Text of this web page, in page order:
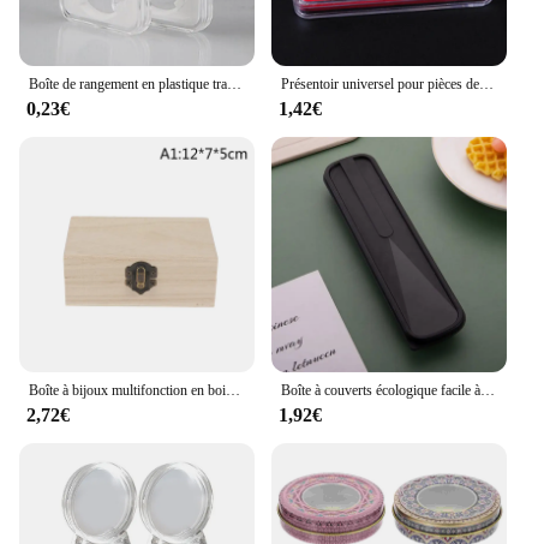
Boîte de rangement en plastique transparent pour pièces de monnaie, étui de collection, support de protection, affichage de dalles, conteneur de qualité, nouveau
0,23€
Présentoir universel pour pièces de monnaie, protection de boîte de collection d'évaluation, rangement commémoratif à 2 grilles, coffres-forts
1,42€
Boîte à bijoux multifonction en bois avec couvercle, conteneur de stockage, décoration d'intérieur
2,72€
Boîte à couverts écologique facile à utiliser, boîte à couverts simple d'extérieur, rangement domestique, collection d'ustensiles, boîte de rangement anti-poussière
1,92€